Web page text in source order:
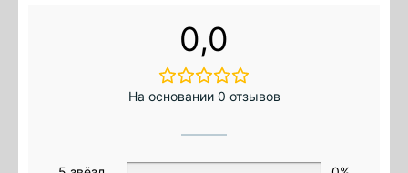
0,0
На основании 0 отзывов